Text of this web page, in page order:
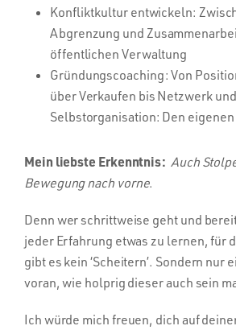
Konfliktkultur entwickeln:
Abgrenzung und
öffentlichen Verwaltung
Gründungscoaching: Von
über Verkaufen bis Netzwerk und
Selbstorganisation: Den
Mein liebste Erkenntnis: Auch
Bewegung nach vorne.
Denn wer schrittweise geht und
jeder Erfahrung etwas zu lernen, für
gibt es kein ‘Scheitern’. Sondern nur
voran, wie holprig dieser auch sein
Ich würde mich freuen, dich auf